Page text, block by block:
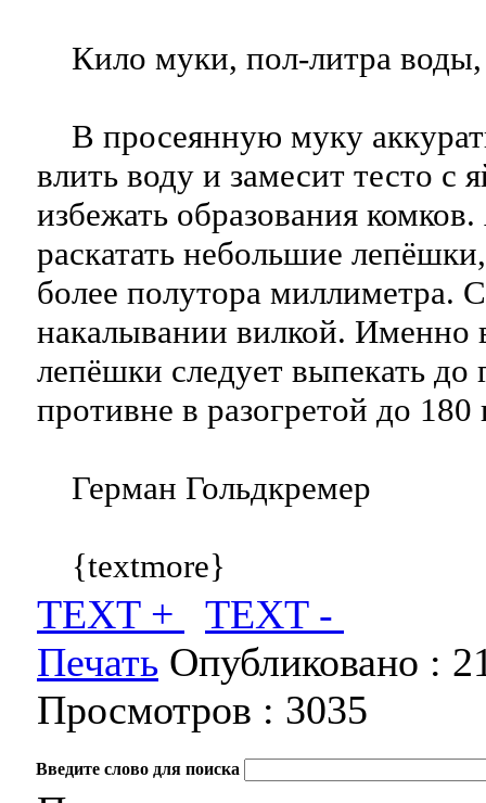
Кило муки, пол-литра воды,
В просеянную муку
влить воду и замесит тесто с
избежать образования
раскатать небольшие
более полутора миллиметра.
накалывании вилкой. Именно
лепёшки следует выпекать до
противне в разогретой до 180
Герман Гольдкремер
{textmore}
TEXT +
TEXT -
Печать Опубликовано :
Просмотров : 3035
Введите слово для поиска